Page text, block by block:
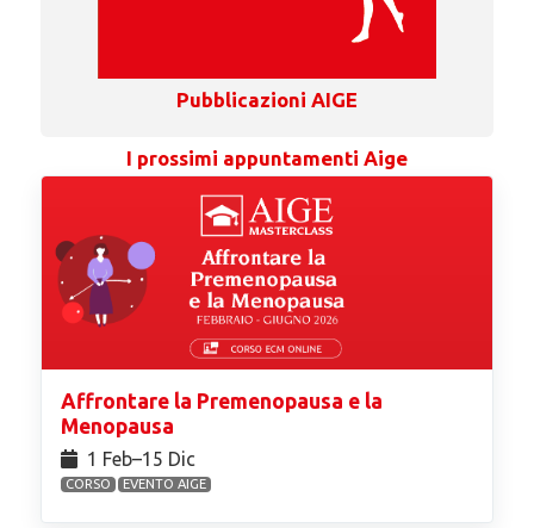
Pubblicazioni AIGE
I prossimi appuntamenti Aige
Affrontare la Premenopausa e la
Menopausa
1 Feb⁠–15 Dic
CORSO EVENTO AIGE